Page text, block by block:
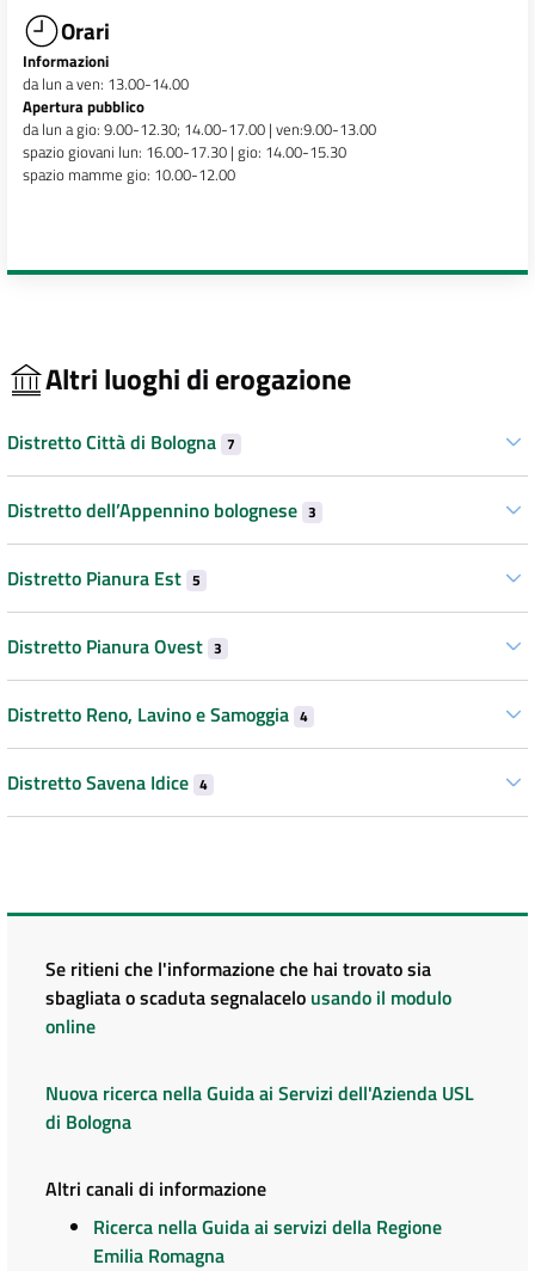
Orari
Informazioni
da lun a ven: 13.00-14.00
Apertura pubblico
da lun a gio: 9.00-12.30; 14.00-17.00 | ven:9.00-13.00
spazio giovani lun: 16.00-17.30 | gio: 14.00-15.30
spazio mamme gio: 10.00-12.00
Altri luoghi di erogazione
Distretto Città di Bologna 7
Distretto dell’Appennino bolognese 3
Distretto Pianura Est 5
Distretto Pianura Ovest 3
Distretto Reno, Lavino e Samoggia 4
Distretto Savena Idice 4
Se ritieni che l'informazione che hai trovato sia
sbagliata o scaduta segnalacelo usando il modulo
online
Nuova ricerca nella Guida ai Servizi dell'Azienda USL
di Bologna
Altri canali di informazione
Ricerca nella Guida ai servizi della Regione
Emilia Romagna